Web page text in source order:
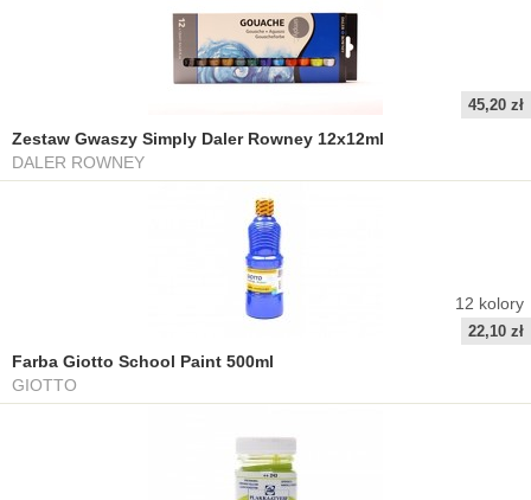
45,20 zł
Zestaw Gwaszy Simply Daler Rowney 12x12ml
DALER ROWNEY
12 kolory
22,10 zł
Farba Giotto School Paint 500ml
GIOTTO